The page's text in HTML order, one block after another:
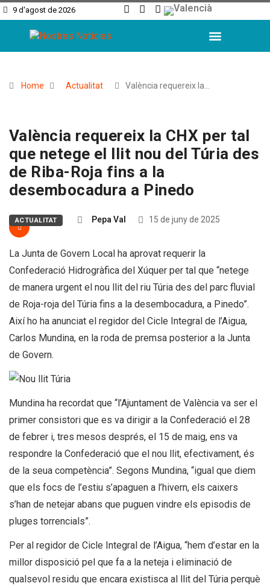
9 d'agost de 2026
Home Actualitat València requereix la…
València requereix la CHX per tal
que netege el llit nou del Túria des
de Riba-Roja fins a la
desembocadura a Pinedo
ACTUALITAT Pepa Val 15 de juny de 2025
La Junta de Govern Local ha aprovat requerir la
Confederació Hidrogràfica del Xúquer per tal que “netege
de manera urgent el nou llit del riu Túria des del parc fluvial
de Roja-roja del Túria fins a la desembocadura, a Pinedo”.
Així ho ha anunciat el regidor del Cicle Integral de l’Aigua,
Carlos Mundina, en la roda de premsa posterior a la Junta
de Govern.
Mundina ha recordat que “l’Ajuntament de València va ser el
primer consistori que es va dirigir a la Confederació el 28
de febrer i, tres mesos després, el 15 de maig, ens va
respondre la Confederació que el nou llit, efectivament, és
de la seua competència”. Segons Mundina, “igual que diem
que els focs de l’estiu s’apaguen a l’hivern, els caixers
s’han de netejar abans que puguen vindre els episodis de
pluges torrencials”.
Per al regidor de Cicle Integral de l’Aigua, “hem d’estar en la
millor disposició pel que fa a la neteja i eliminació de
qualsevol residu que encara existisca al llit del Túria perquè